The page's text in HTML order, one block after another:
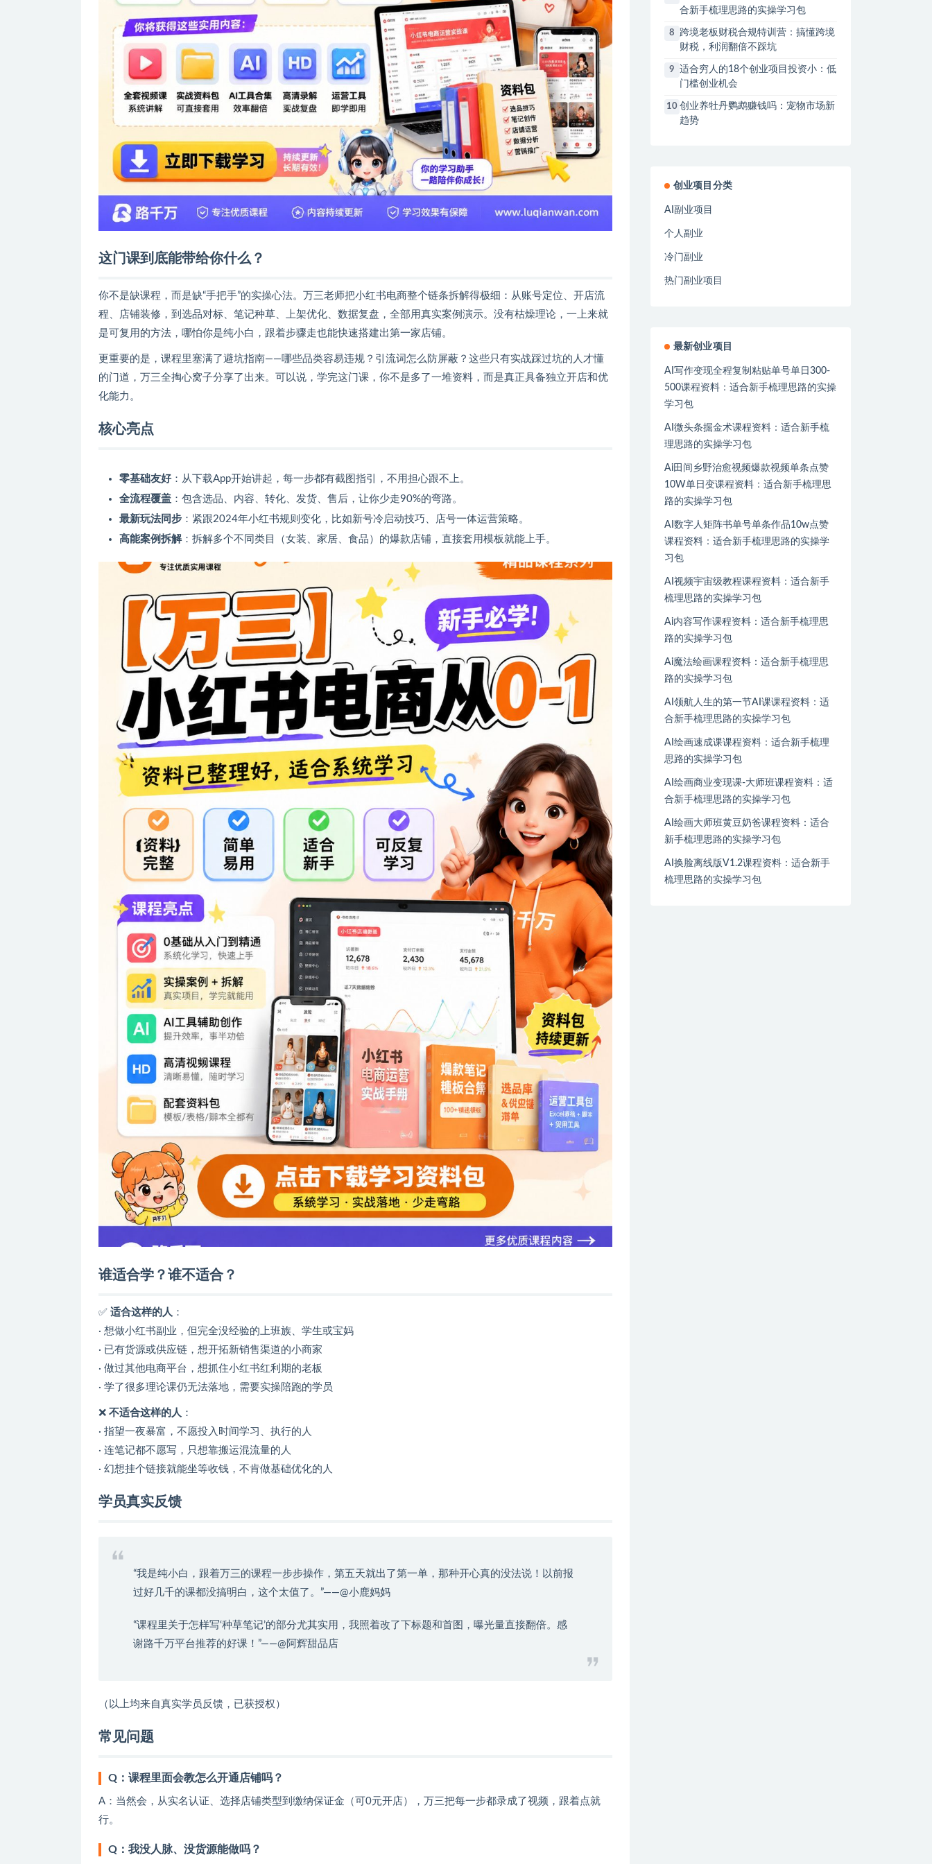
这门课到底能带给你什么？
你不是缺课程，而是缺“手把手”的实操心法。万三老师把小红书电商整个链条拆解得极细：从账号定位、开店流
程、店铺装修，到选品对标、笔记种草、上架优化、数据复盘，全部用真实案例演示。没有枯燥理论，一上来就
是可复用的方法，哪怕你是纯小白，跟着步骤走也能快速搭建出第一家店铺。
更重要的是，课程里塞满了避坑指南——哪些品类容易违规？引流词怎么防屏蔽？这些只有实战踩过坑的人才懂
的门道，万三全掏心窝子分享了出来。可以说，学完这门课，你不是多了一堆资料，而是真正具备独立开店和优
化能力。
核心亮点
零基础友好：从下载App开始讲起，每一步都有截图指引，不用担心跟不上。
全流程覆盖 ：包含选品、内容、转化、发货、售后，让你少走90%的弯路。
最新玩法同步 ：紧跟2024年小红书规则变化，比如新号冷启动技巧、店号一体运营策略。
高能案例拆解：拆解多个不同类目（女装、家居、食品）的爆款店铺，直接套用模板就能上手。
谁适合学？谁不适合？
✅ 适合这样的人 ：
· 想做小红书副业，但完全没经验的上班族、学生或宝妈
· 已有货源或供应链，想开拓新销售渠道的小商家
· 做过其他电商平台，想抓住小红书红利期的老板
· 学了很多理论课仍无法落地，需要实操陪跑的学员
❌ 不适合这样的人 ：
· 指望一夜暴富，不愿投入时间学习、执行的人
· 连笔记都不愿写，只想靠搬运混流量的人
· 幻想挂个链接就能坐等收钱，不肯做基础优化的人
学员真实反馈
“我是纯小白，跟着万三的课程一步步操作，第五天就出了第一单，那种开心真的没法说！以前报
过好几千的课都没搞明白，这个太值了。”——@小鹿妈妈
“课程里关于怎样写‘种草笔记’的部分尤其实用，我照着改了下标题和首图，曝光量直接翻倍。感
谢路千万平台推荐的好课！”——@阿辉甜品店
（以上均来自真实学员反馈，已获授权）
常见问题
Q：课程里面会教怎么开通店铺吗？
A：当然会，从实名认证、选择店铺类型到缴纳保证金（可0元开店），万三把每一步都录成了视频，跟着点就
行。
Q：我没人脉、没货源能做吗？
合新手梳理思路的实操学习包
8
跨境老板财税合规特训营：搞懂跨境
财税，利润翻倍不踩坑
9
适合穷人的18个创业项目投资小：低
门槛创业机会
10 创业养牡丹鹦鹉赚钱吗：宠物市场新
趋势
创业项目分类
AI副业项目
个人副业
冷门副业
热门副业项目
最新创业项目
AI写作变现全程复制粘贴单号单日300-
500课程资料：适合新手梳理思路的实操
学习包
AI微头条掘金术课程资料：适合新手梳
理思路的实操学习包
Ai田间乡野治愈视频爆款视频单条点赞
10W单日变课程资料：适合新手梳理思
路的实操学习包
AI数字人矩阵书单号单条作品10w点赞
课程资料：适合新手梳理思路的实操学
习包
AI视频宇宙级教程课程资料：适合新手
梳理思路的实操学习包
Ai内容写作课程资料：适合新手梳理思
路的实操学习包
Ai魔法绘画课程资料：适合新手梳理思
路的实操学习包
AI领航人生的第一节AI课课程资料：适
合新手梳理思路的实操学习包
AI绘画速成课课程资料：适合新手梳理
思路的实操学习包
AI绘画商业变现课-大师班课程资料：适
合新手梳理思路的实操学习包
AI绘画大师班黄豆奶爸课程资料：适合
新手梳理思路的实操学习包
AI换脸离线版V1.2课程资料：适合新手
梳理思路的实操学习包